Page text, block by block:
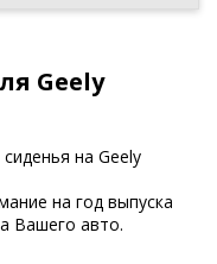
Geely
на Geely
на год выпуска
Вашего авто.